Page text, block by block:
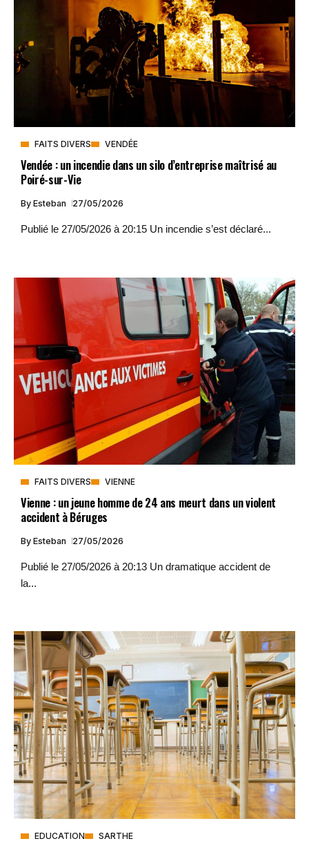
FAITS DIVERS VENDÉE
Vendée : un incendie dans un silo d’entreprise maîtrisé au
Poiré-sur-Vie
By Esteban 27/05/2026
Publié le 27/05/2026 à 20:15 Un incendie s’est déclaré...
FAITS DIVERS VIENNE
Vienne : un jeune homme de 24 ans meurt dans un violent
accident à Béruges
By Esteban 27/05/2026
Publié le 27/05/2026 à 20:13 Un dramatique accident de
la...
EDUCATION SARTHE